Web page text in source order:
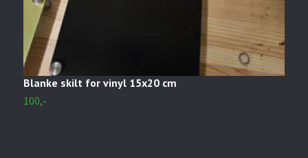
Blanke skilt for vinyl 15x20 cm
100,-